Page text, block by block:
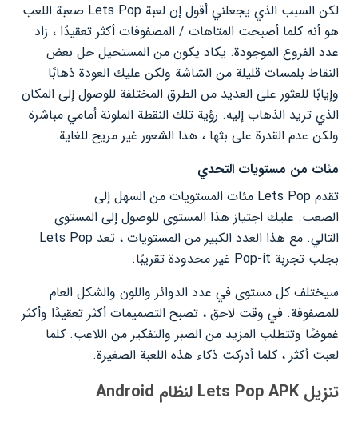
لكن السبب الذي يجعلني أقول إن لعبة Lets Pop صعبة اللعب
هو أنه كلما أصبحت المتاهات / المصفوفات أكثر تعقيدًا ، زاد
عدد الفروع الموجودة. يكاد يكون من المستحيل حل بعض
النقاط بلمسات قليلة من الشاشة ولكن عليك العودة ذهابًا
وإيابًا للعثور على العديد من الطرق المختلفة للوصول إلى المكان
الذي تريد الذهاب إليه. رؤية تلك النقطة الملونة أمامي مباشرة
ولكن عدم القدرة على بثها ، هذا الشعور غير مريح للغاية.
مئات من مستويات التحدي
تقدم Lets Pop مئات المستويات من السهل إلى
الصعب. عليك اجتياز هذا المستوى للوصول إلى المستوى
التالي. مع هذا العدد الكبير من المستويات ، تعد Lets Pop
بجلب تجربة Pop-it غير محدودة تقريبًا.
سيختلف كل مستوى في عدد الدوائر واللون والشكل العام
للمصفوفة. في وقت لاحق ، تصبح التصميمات أكثر تعقيدًا وأكثر
غموضًا وتتطلب المزيد من الصبر والتفكير من اللاعب. كلما
لعبت أكثر ، كلما أدركت ذكاء هذه اللعبة الصغيرة.
تنزيل Lets Pop APK لنظام Android